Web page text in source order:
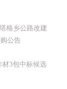
格乡公路改建
公告
材3包中标候选